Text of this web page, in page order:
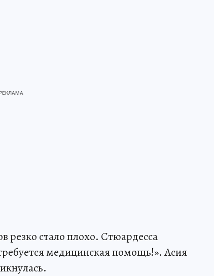
резко стало плохо. Стюардесса
медицинская помощь!». Асия